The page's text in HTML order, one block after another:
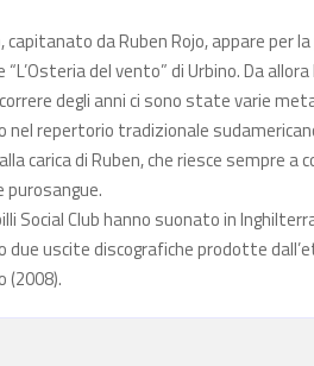
capitanato da Ruben Rojo, appare per
“L’Osteria del vento” di Urbino. Da
degli anni ci sono state varie
nel repertorio tradizionale
carica di Ruben, che riesce sempre
purosangue.
Social Club hanno suonato in
due uscite discografiche prodotte
(2008).